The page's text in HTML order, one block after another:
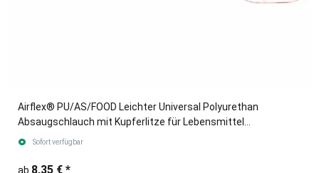
Airflex® PU/AS/FOOD Leichter Universal Polyurethan
Absaugschlauch mit Kupferlitze für Lebensmittel
blau/transparent
Sofort verfügbar
ab 8,35 € *